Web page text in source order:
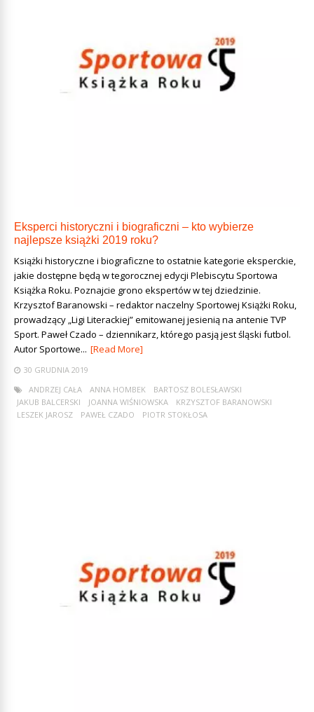
Eksperci historyczni i biograficzni – kto wybierze
najlepsze książki 2019 roku?
Książki historyczne i biograficzne to ostatnie kategorie eksperckie,
jakie dostępne będą w tegorocznej edycji Plebiscytu Sportowa
Książka Roku. Poznajcie grono ekspertów w tej dziedzinie.
Krzysztof Baranowski – redaktor naczelny Sportowej Książki Roku,
prowadzący „Ligi Literackiej” emitowanej jesienią na antenie TVP
Sport. Paweł Czado – dziennikarz, którego pasją jest śląski futbol.
Autor Sportowe... [Read More]
30 GRUDNIA 2019
ANDRZEJ CAŁA
ANNA HOMBEK
BARTOSZ BOLESŁAWSKI
JAKUB BALCERSKI
JOANNA WIŚNIOWSKA
KRZYSZTOF BARANOWSKI
LESZEK JAROSZ
PAWEŁ CZADO PIOTR STOKŁOSA